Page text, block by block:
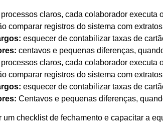
claros, cada colaborador executa
comparar registros do sistema com
esquecer de contabilizar taxas de
centavos e pequenas diferenças,
claros, cada colaborador executa
comparar registros do sistema com
esquecer de contabilizar taxas de
Centavos e pequenas diferenças,
um checklist de fechamento e capacitar a